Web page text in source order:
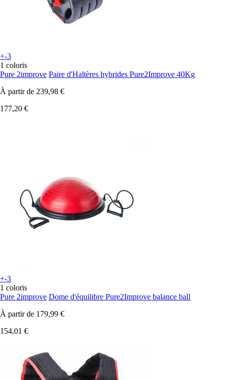
+-3
1 coloris
Pure 2improve Paire d'Haltères hybrides Pure2Improve 40Kg
À partir de 239,98 €
177,20 €
+-3
1 coloris
Pure 2improve Dome d'équilibre Pure2Improve balance ball
À partir de 179,99 €
154,01 €